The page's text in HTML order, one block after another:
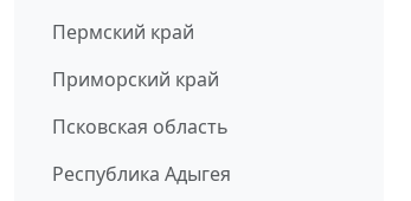
Пермский край
Приморский край
Псковская область
Республика Адыгея